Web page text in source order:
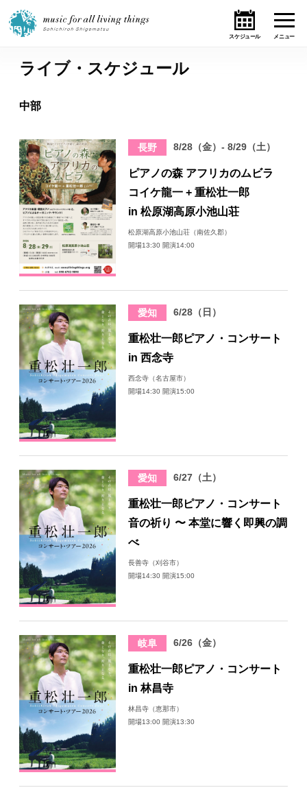
ホーム
テーマ
ライブ・スケジュール
作品
オンライン・ショップ
ギャラリー
日々のレポート
Specials
プロフィール
お問い合わせ
ライブ・スケジュール
中部
長野 8/28（金）- 8/29（土）
ピアノの森 アフリカのムビラ
コイケ龍一 + 重松壮一郎
in 松原湖高原小池山荘
松原湖高原小池山荘（南佐久郡）
開場13:30 開演14:00
愛知 6/28（日）
重松壮一郎ピアノ・コンサート
in 西念寺
西念寺（名古屋市）
開場14:30 開演15:00
愛知 6/27（土）
重松壮一郎ピアノ・コンサート
音の祈り 〜 本堂に響く即興の調
べ
長善寺（刈谷市）
開場14:30 開演15:00
岐阜 6/26（金）
重松壮一郎ピアノ・コンサート
in 林昌寺
林昌寺（恵那市）
開場13:00 開演13:30